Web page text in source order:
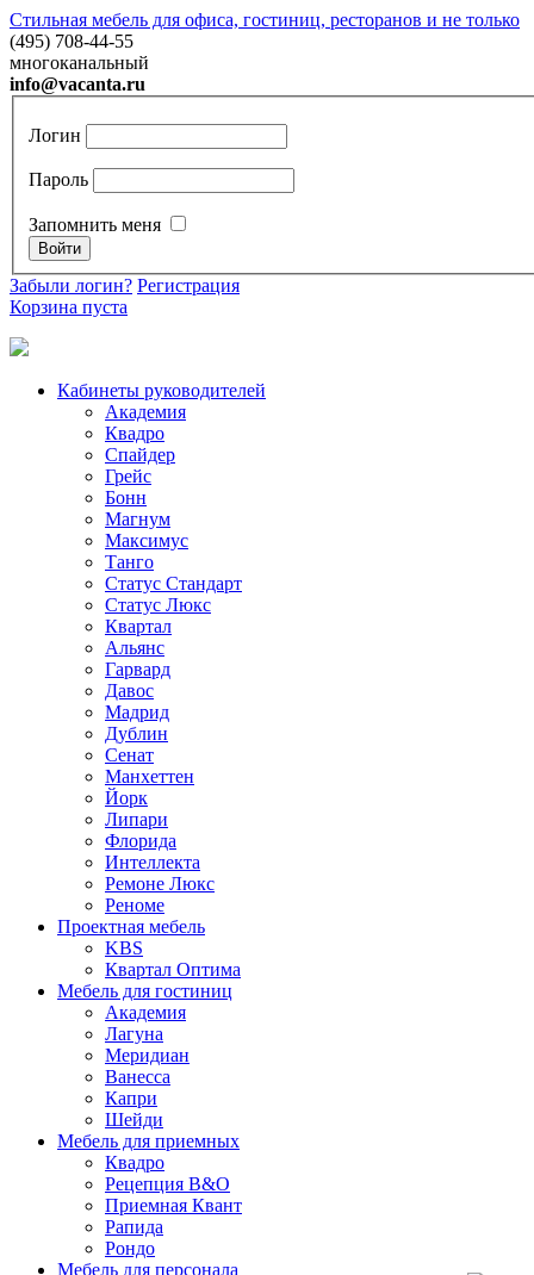
Стильная мебель для офиса, гостиниц, ресторанов и не только
(495) 708-44-55
многоканальный
info@vacanta.ru
Логин
Пароль
Запомнить меня
Забыли логин? Регистрация
Корзина пуста
Кабинеты руководителей
Академия
Квадро
Спайдер
Грейc
Бонн
Магнум
Максимус
Танго
Статус Стандарт
Статус Люкс
Квартал
Альянс
Гарвард
Давос
Мадрид
Дублин
Сенат
Манхеттен
Йорк
Липари
Флорида
Интеллекта
Ремоне Люкс
Реноме
Проектная мебель
KBS
Квартал Оптима
Мебель для гостиниц
Академия
Лагуна
Меридиан
Ванесса
Капри
Шейди
Мебель для приемных
Квадро
Рецепция B&O
Приемная Квант
Рапида
Рондо
Мебель для персонала